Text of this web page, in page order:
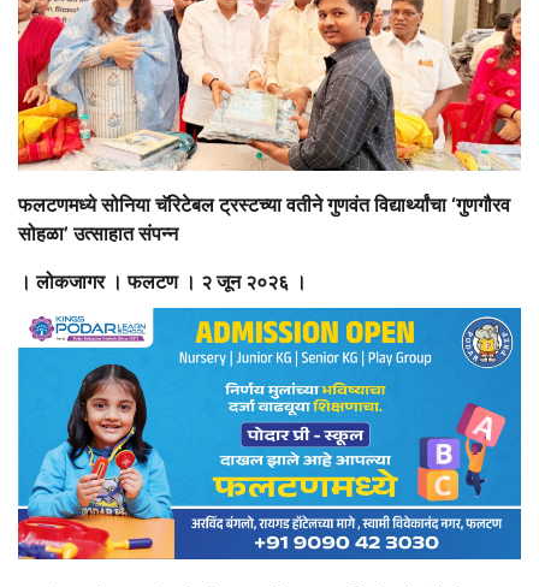
फलटणमध्ये सोनिया चॅरिटेबल ट्रस्टच्या वतीने गुणवंत विद्यार्थ्यांचा ‘गुणगौरव
सोहळा’ उत्साहात संपन्न
। लोकजागर । फलटण । २ जून २०२६ ।